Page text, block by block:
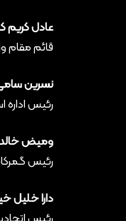
عادل کریم
قائم مقام
نسرین
رئیس اداره
ومیض
رئیس
دارا خلیل